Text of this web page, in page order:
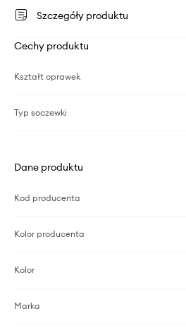
Szczegóły produktu
Cechy produktu
Kształt oprawek
Typ soczewki
Dane produktu
Kod producenta
Kolor producenta
Kolor
Marka